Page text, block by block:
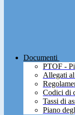
Documenti
PTOF -
Allegati
Codici di
Tassi di
Piano